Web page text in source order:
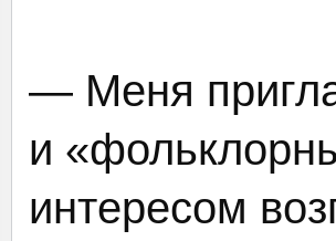
— Меня
и
интересом